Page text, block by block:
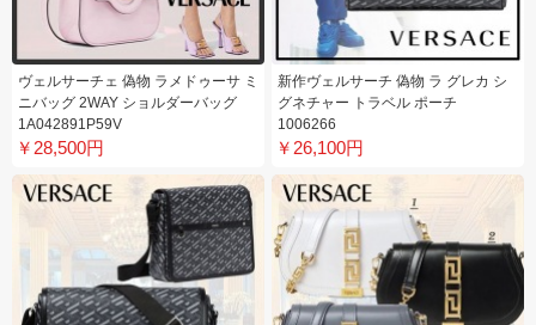
ヴェルサーチェ 偽物 ラメドゥーサ ミ
ニバッグ 2WAY ショルダーバッグ
1A042891P59V
￥28,500円
新作ヴェルサーチ 偽物 ラ グレカ シ
グネチャー トラベル ポーチ
1006266
￥26,100円